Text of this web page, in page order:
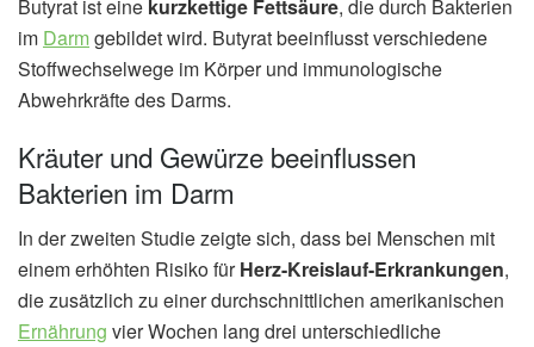
Butyrat ist eine kurzkettige Fettsäure, die durch Bakterien
im Darmgebildet wird. Butyrat beeinflusst verschiedene
Stoffwechselwege im Körper und immunologische
Abwehrkräfte des Darms.
Kräuter und Gewürze beeinflussen
Bakterien im Darm
In der zweiten Studie zeigte sich, dass bei Menschen mit
einem erhöhten Risiko fürHerz-Kreislauf-Erkrankungen,
die zusätzlich zu einer durchschnittlichen amerikanischen
Ernährung vier Wochen lang drei unterschiedliche